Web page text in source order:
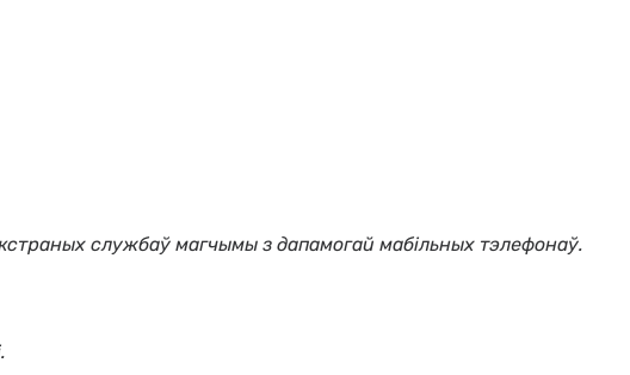
службаў магчымы з дапамогай мабільных тэлефонаў.